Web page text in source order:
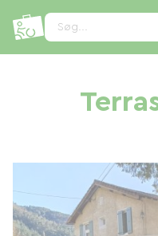
Søg...
CCookie-styringspanel